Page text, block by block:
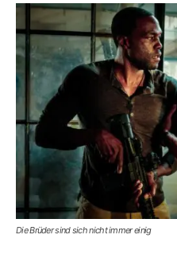
Die Brüder sind sich nicht immer einig